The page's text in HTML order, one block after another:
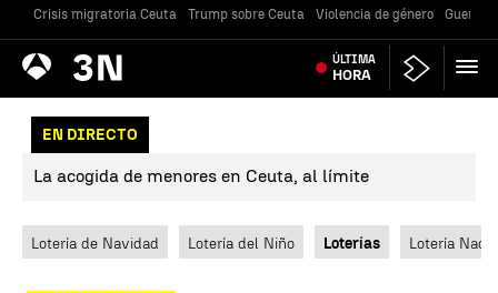
Crisis migratoria Ceuta Trump sobre Ceuta Violencia de género Guerra
Antena
3 Noticias ÚLTIMA
HORA
EN DIRECTO
La acogida de menores en Ceuta, al límite
Lotería de Navidad Lotería del Niño Loterías Lotería